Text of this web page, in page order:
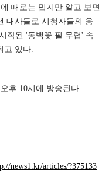
때로는 밉지만 알고 보면
대사들로 시청자들의 응
작된 '동백꽃 필 무렵' 속
고 있다.
후 10시에 방송된다.
news1.kr/articles/?375133